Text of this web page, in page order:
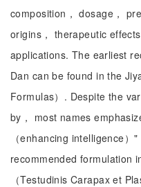
composition， dosage，
origins， therapeutic
applications. The earliest
Dan can be found in the
Formulas）. Despite the
by， most names
（enhancing intelligence
recommended formulation
（Testudinis Carapax et